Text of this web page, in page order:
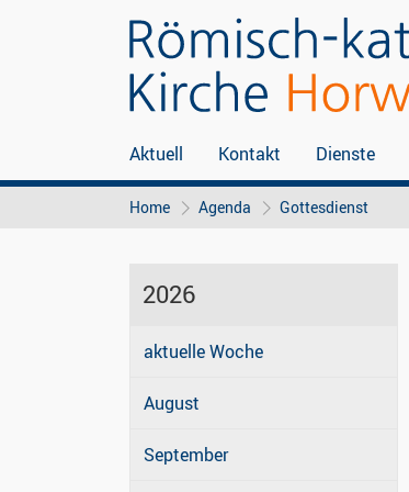
Aktuell Kontakt Dienste
Home Agenda Gottesdienst
2026
aktuelle Woche
August
September